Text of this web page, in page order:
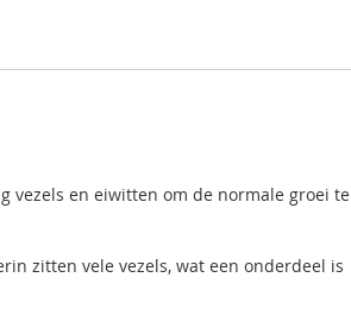
vezels en eiwitten om de normale groei te
zitten vele vezels, wat een onderdeel is